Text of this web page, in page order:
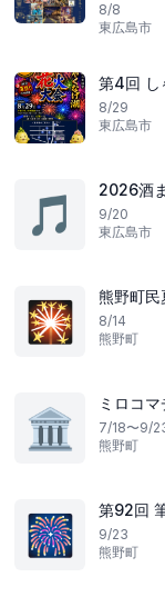
NOSTALGIA～
今治市
8/8
東広島市
第4回 し
8/29
東広島市
🎵
2026酒
9/20
東広島市
🎇
熊野町民
8/14
熊野町
🏛️
ミロコ
7/18〜9/
熊野町
🎆
第92回
9/23
熊野町